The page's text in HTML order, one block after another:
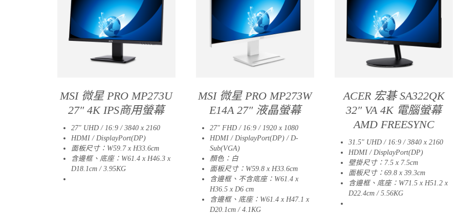
MSI 微星 PRO MP273U
27″ 4K IPS商用螢幕
27″ UHD / 16:9 / 3840 x 2160
HDMI / DisplayPort(DP)
面板尺寸：W59.7 x H33.6cm
含邊框、底座：W61.4 x H46.3 x
D18.1cm / 3.95KG
MSI 微星 PRO MP273W
E14A 27″ 液晶螢幕
27″ FHD / 16:9 / 1920 x 1080
HDMI / DisplayPort(DP) / D-
Sub(VGA)
顏色：白
面板尺寸：W59.8 x H33.6cm
含邊框、不含底座：W61.4 x
H36.5 x D6 cm
含邊框、底座：W61.4 x H47.1 x
D20.1cm / 4.1KG
ACER 宏碁 SA322QK
32″ VA 4K 電腦螢幕
AMD FREESYNC
31.5″ UHD / 16:9 / 3840 x 2160
HDMI / DisplayPort(DP)
壁掛尺寸：7.5 x 7.5cm
面板尺寸：69.8 x 39.3cm
含邊框、底座：W71.5 x H51.2 x
D22.4cm / 5.56KG